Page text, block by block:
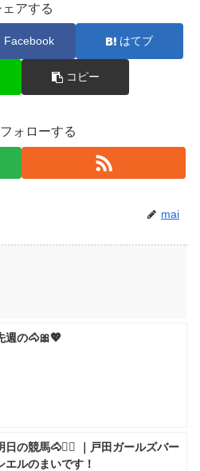
ェアする
Facebook はてブ
コピー
ォローする
mai
週の🐴🎀💖
日の競馬🐴❤️‍🔥 ｜戸田ガールズバー
エルのまいです！